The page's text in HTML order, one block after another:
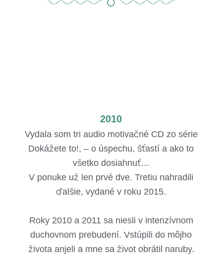
2010
Vydala som tri audio motivačné CD zo série
Dokážete to!, – o úspechu, šťastí a ako to
všetko dosiahnuť…
V ponuke už len prvé dve. Tretiu nahradili
ďalšie, vydané v roku 2015.
Roky 2010 a 2011 sa niesli v intenzívnom
duchovnom prebudení. Vstúpili do môjho
života anjeli a mne sa život obrátil naruby.